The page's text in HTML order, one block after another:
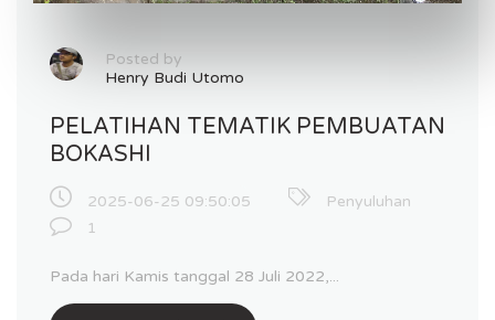
Posted by
Henry Budi Utomo
PELATIHAN TEMATIK PEMBUATAN
BOKASHI
2025-06-25 09:50:05
Penyuluhan
1
Pada hari Kamis tanggal 28 Juli 2022,...